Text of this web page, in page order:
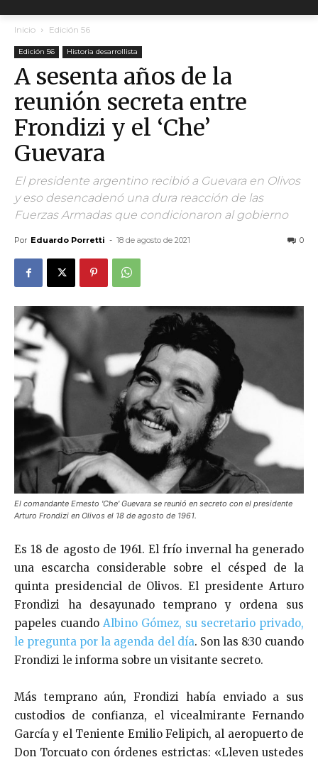
Inicio Edición 56
Edición 56 Historia desarrollista
A sesenta años de la
reunión secreta entre
Frondizi y el ‘Che’
Guevara
El presidente argentino recibió a Guevara en Olivos
y eso desencadenó una dura reacción de las
Fuerzas Armadas que condicionaron al gobierno
Por Eduardo Porretti - 18 de agosto de 2021 0
El comandante Ernesto 'Che' Guevara se reunió en secreto con el presidente
Arturo Frondizi en Olivos el 18 de agosto de 1961.
Es 18 de agosto de 1961. El frío invernal ha generado
una escarcha considerable sobre el césped de la
quinta presidencial de Olivos. El presidente Arturo
Frondizi ha desayunado temprano y ordena sus
papeles cuando Albino Gómez, su secretario privado,
le pregunta por la agenda del día. Son las 8:30 cuando
Frondizi le informa sobre un visitante secreto.
Más temprano aún, Frondizi había enviado a sus
custodios de confianza, el vicealmirante Fernando
García y el Teniente Emilio Felipich, al aeropuerto de
Don Torcuato con órdenes estrictas: «Lleven ustedes